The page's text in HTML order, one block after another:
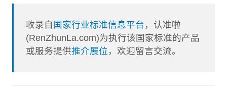
收录自 国家行业标准信息平台 ，认准啦
(RenZhunLa.com)为执行该国家标准的产品
或服务提供推介展位 ，欢迎留言交流。